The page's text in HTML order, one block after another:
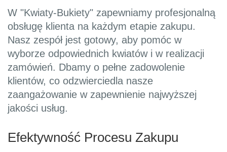
W "Kwiaty-Bukiety" zapewniamy profesjonalną
obsługę klienta na każdym etapie zakupu.
Nasz zespół jest gotowy, aby pomóc w
wyborze odpowiednich kwiatów i w realizacji
zamówień. Dbamy o pełne zadowolenie
klientów, co odzwierciedla nasze
zaangażowanie w zapewnienie najwyższej
jakości usług.
Efektywność Procesu Zakupu